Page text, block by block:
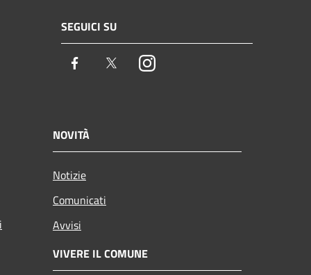
SEGUICI SU
Facebook TwitterInstagram
NOVITÀ
Notizie
Comunicati
Avvisi
VIVERE IL COMUNE